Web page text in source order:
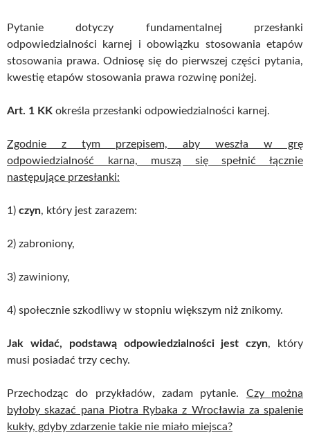
Pytanie dotyczy fundamentalnej przesłanki
odpowiedzialności karnej i obowiązku stosowania etapów
stosowania prawa. Odniosę się do pierwszej części pytania,
kwestię etapów stosowania prawa rozwinę poniżej.
Art. 1 KK określa przesłanki odpowiedzialności karnej.
Zgodnie z tym przepisem, aby weszła w grę
odpowiedzialność karna, muszą się spełnić łącznie
następujące przesłanki:
1) czyn, który jest zarazem:
2) zabroniony,
3) zawiniony,
4) społecznie szkodliwy w stopniu większym niż znikomy.
Jak widać, podstawą odpowiedzialności jest czyn, który
musi posiadać trzy cechy.
Przechodząc do przykładów, zadam pytanie. Czy można
byłoby skazać pana Piotra Rybaka z Wrocławia za spalenie
kukły, gdyby zdarzenie takie nie miało miejsca?